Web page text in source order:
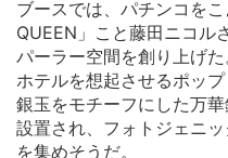
ブースでは、パチンコを
QUEEN」こと藤田ニコル
パーラー空間を創り上げ
ホテルを想起させるポッ
銀玉をモチーフにした万
設置され、フォトジェニ
を集めそうだ。